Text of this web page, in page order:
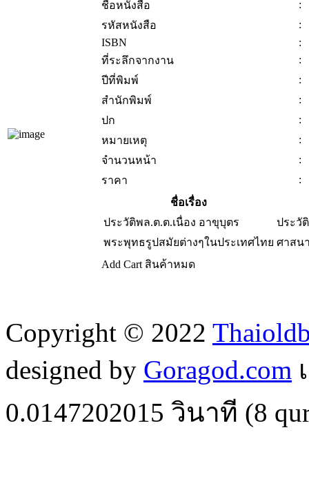
ชื่อหนังสือ
:
รหัสหนังสือ
:
ISBN
:
ที่ระลึกจากงาน
:
ปีที่พิมพ์
:
สำนักพิมพ์
:
ปก
:
หมายเหตุ
:
จำนวนหน้า
:
ราคา
:
ชื่อเรื่อง
ประวัติพล.ต.ต.เนื่อง อาขุบุตร
ประวั
พระพุทธรูปสมัยต่างๆในประเทศไทย ศาสน
Add Cart สินค้าหมด
Copyright © 2022
designed by Goragod.com
0.0147202015 วินาที (8